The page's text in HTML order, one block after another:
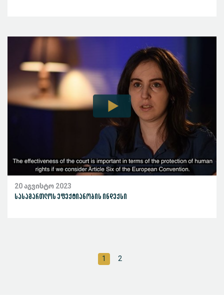
20 აგვისტო 2023
სასამართლოს ეფექტიანობის ინდექსი
1 2